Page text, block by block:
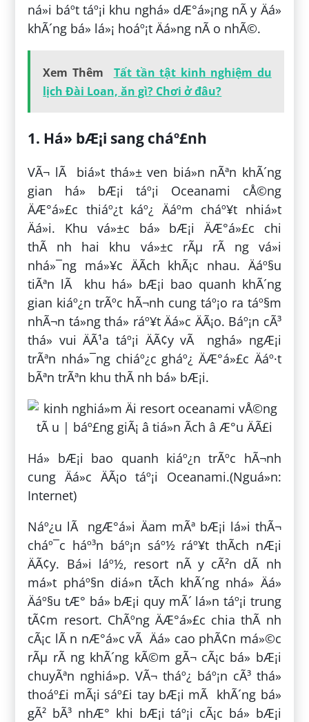
ná»i báº­t táº¡i khu nghá» dÆ°á»¡ng nÃ y Äá»
khÃ´ng bá» lá»¡ hoáº¡t Äá»ng nÃ o nhÃ©.
Xem Thêm
Tất tần tật kinh nghiệm du
lịch Đài Loan, ăn gì? Chơi ở đâu?
1. Há» bÆ¡i sang cháº£nh
VÃ¬ lÃ biá»t thá»± ven biá»n nÃªn khÃ´ng
gian há» bÆ¡i táº¡i Oceanami cÅ©ng
ÄÆ°á»£c thiáº¿t káº¿ Äáº­m cháº¥t nhiá»t
Äá»i. Khu vá»±c bá» bÆ¡i ÄÆ°á»£c chi
thÃ nh hai khu vá»±c rÃµ rÃ ng vá»i
nhá»¯ng má»¥c ÄÃ­ch khÃ¡c nhau. Äáº§u
tiÃªn lÃ khu há» bÆ¡i bao quanh khÃ´ng
gian kiáº¿n trÃºc hÃ¬nh cung táº¡o ra táº§m
nhÃ¬n tá»ng thá» ráº¥t Äá»c ÄÃ¡o. Báº¡n cÃ³
thá» vui ÄÃ¹a táº¡i ÄÃ¢y vÃ nghá» ngÆ¡i
trÃªn nhá»¯ng chiáº¿c gháº¿ ÄÆ°á»£c Äáº·t
bÃªn trÃªn khu thÃ nh bá» bÆ¡i.
Há» bÆ¡i bao quanh kiáº¿n trÃºc hÃ¬nh
cung Äá»c ÄÃ¡o táº¡i Oceanami.(Nguá»n:
Internet)
Náº¿u lÃ ngÆ°á»i Äam mÃª bÆ¡i lá»i thÃ¬
cháº¯c háº³n báº¡n sáº½ ráº¥t thÃ­ch nÆ¡i
ÄÃ¢y. Bá»i láº½, resort nÃ y cÃ²n dÃ nh
má»t pháº§n diá»n tÃ­ch khÃ´ng nhá» Äá»
Äáº§u tÆ° bá» bÆ¡i quy mÃ´ lá»n táº¡i trung
tÃ¢m resort. ChÃºng ÄÆ°á»£c chia thÃ nh
cÃ¡c lÃ n nÆ°á»c vÃ Äá» cao phÃ¢n má»©c
rÃµ rÃ ng khÃ´ng kÃ©m gÃ¬ cÃ¡c bá» bÆ¡i
chuyÃªn nghiá»p. VÃ¬ tháº¿ báº¡n cÃ³ thá»
thoáº£i mÃ¡i sáº£i tay bÆ¡i mÃ khÃ´ng bá»
gÃ² bÃ³ nhÆ° khi bÆ¡i táº¡i cÃ¡c bá» bÆ¡i